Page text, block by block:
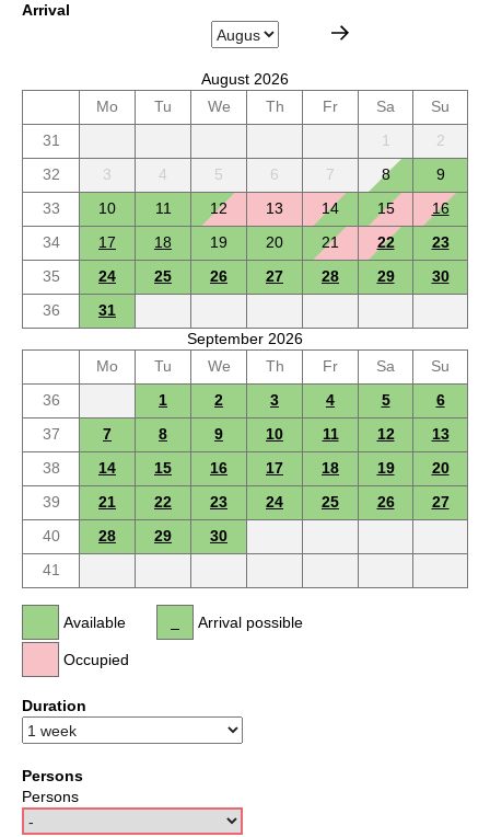
Arrival
August 2026
Mo
Tu We Th Fr Sa
Su
31
1
2
32
3 4 5 6 7 8
9
33
10 11 12 13 14 15
16
34
17 18 19 20 21 22
23
35
24 25 26 27 28 29
30
36
31
September 2026
Mo
Tu We Th Fr Sa
Su
36
1 2 3 4 5
6
37
7 8 9 10 11 12
13
38
14 15 16 17 18 19
20
39
21 22 23 24 25 26
27
40
28 29
30
41
Available
Occupied
Arrival possible
Duration
Persons
Persons